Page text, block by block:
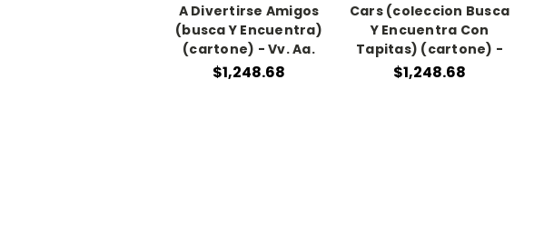
A Divertirse Amigos
(busca Y Encuentra)
(cartone) - Vv. Aa.
$1,248.68
Cars (coleccion Busca
Y Encuentra Con
Tapitas) (cartone) -
$1,248.68